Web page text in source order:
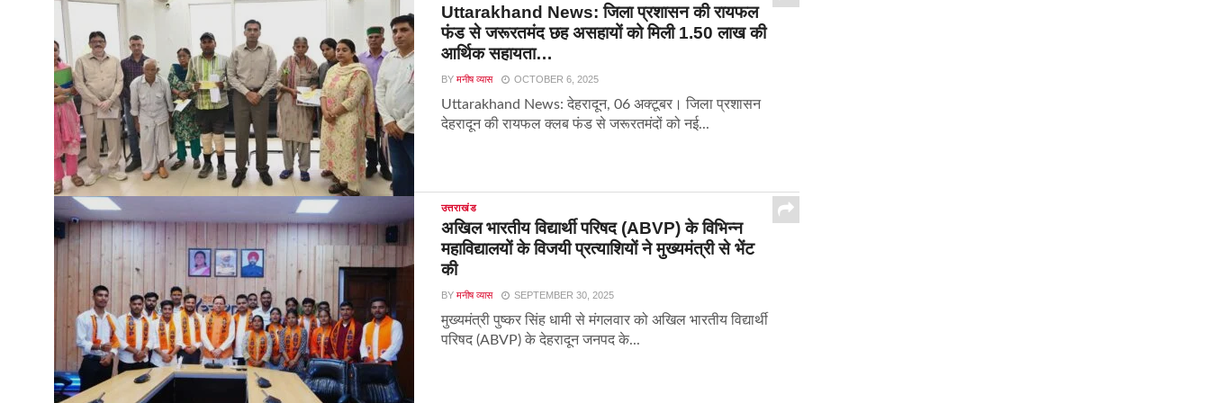
Uttarakhand News: जिला प्रशासन की रायफल
फंड से जरूरतमंद छह असहायों को मिली 1.50 लाख की
आर्थिक सहायता…
BY मनीष व्यास OCTOBER 6, 2025
Uttarakhand News: देहरादून, 06 अक्टूबर। जिला प्रशासन
देहरादून की रायफल क्लब फंड से जरूरतमंदों को नई...
उत्तराखंड
अखिल भारतीय विद्यार्थी परिषद (ABVP) के विभिन्न
महाविद्यालयों के विजयी प्रत्याशियों ने मुख्यमंत्री से भेंट
की
BY मनीष व्यास SEPTEMBER 30, 2025
मुख्यमंत्री पुष्कर सिंह धामी से मंगलवार को अखिल भारतीय विद्यार्थी
परिषद (ABVP) के देहरादून जनपद के...